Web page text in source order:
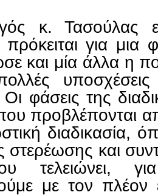
κ. Τασούλας
πρόκειται για
και μία άλλα η
φάσεις της
που προβλέπονται
διαδικασία,
στερέωσης και
τελειώνει,
με τον